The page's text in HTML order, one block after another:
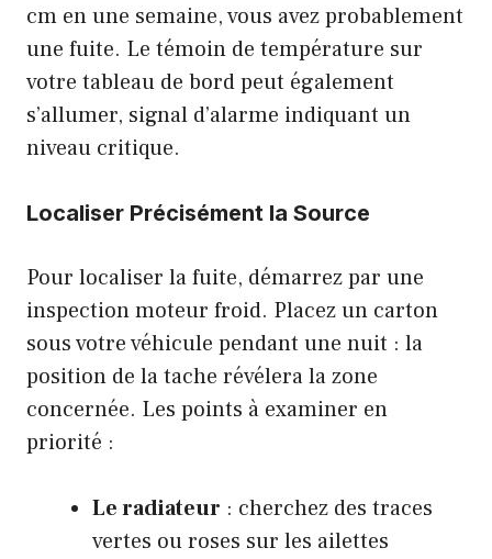
cm en une semaine, vous avez probablement
une fuite. Le témoin de température sur
votre tableau de bord peut également
s’allumer, signal d’alarme indiquant un
niveau critique.
Localiser Précisément la Source
Pour localiser la fuite, démarrez par une
inspection moteur froid. Placez un carton
sous votre véhicule pendant une nuit : la
position de la tache révélera la zone
concernée. Les points à examiner en
priorité :
Le radiateur : cherchez des traces
vertes ou roses sur les ailettes